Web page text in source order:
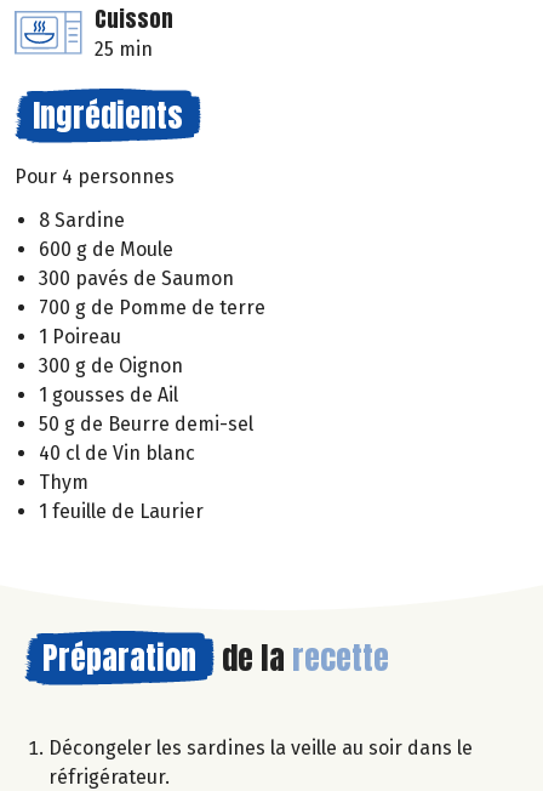
Cuisson
25 min
Ingrédients
Pour 4 personnes
8 Sardine
600 g de Moule
300 pavés de Saumon
700 g de Pomme de terre
1 Poireau
300 g de Oignon
1 gousses de Ail
50 g de Beurre demi-sel
40 cl de Vin blanc
Thym
1 feuille de Laurier
Préparation de la recette
Décongeler les sardines la veille au soir dans le
réfrigérateur.